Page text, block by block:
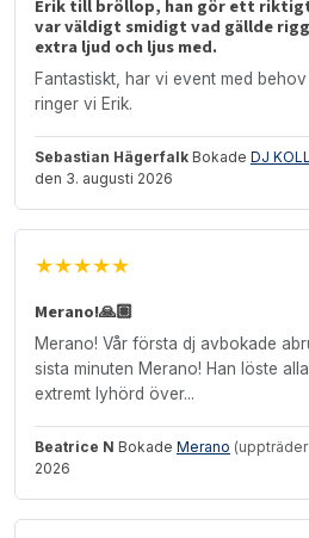
Erik till bröllop, han gör ett
var väldigt smidigt vad gällde
extra ljud och ljus med.
Fantastiskt, har vi event med
ringer vi Erik.
Sebastian Hägerfalk Bokade DJ
den 3. augusti 2026
★★★★★
Merano!🙏🏽
Merano! Vår första dj avbokade
sista minuten Merano! Han löste
extremt lyhörd över...
Beatrice N Bokade Merano
2026